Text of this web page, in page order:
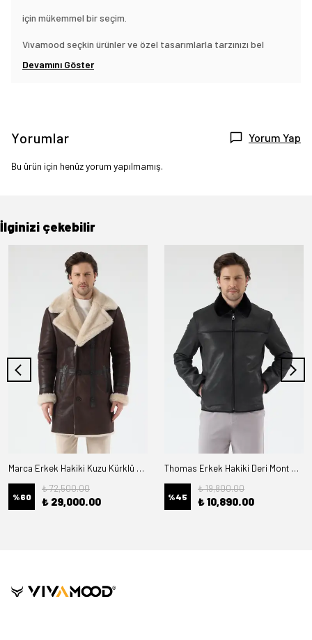
için mükemmel bir seçim.
Vivamood seçkin ürünler ve özel tasarımlarla tarzınızı bel
Devamını Göster
Yorumlar Yorum Yap
Bu ürün için henüz yorum yapılmamış.
İlginizi çekebilir
Marca Erkek Hakiki Kuzu Kürklü Deri Kaban
%60
₺ 72,500.00
₺ 29,000.00
Thomas Erkek Hakiki Deri Mont Kürk Astarlı
%45
₺ 19,800.00
₺ 10,890.00